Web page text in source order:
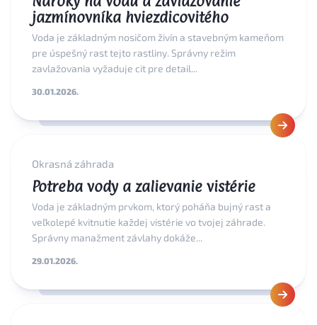
jazmínovníka hviezdicovitého
Voda je základným nosičom živín a stavebným kameňom
pre úspešný rast tejto rastliny. Správny režim
zavlažovania vyžaduje cit pre detail...
30.01.2026.
Okrasná záhrada
Potreba vody a zalievanie vistérie
Voda je základným prvkom, ktorý poháňa bujný rast a
veľkolepé kvitnutie každej vistérie vo tvojej záhrade.
Správny manažment závlahy dokáže...
29.01.2026.